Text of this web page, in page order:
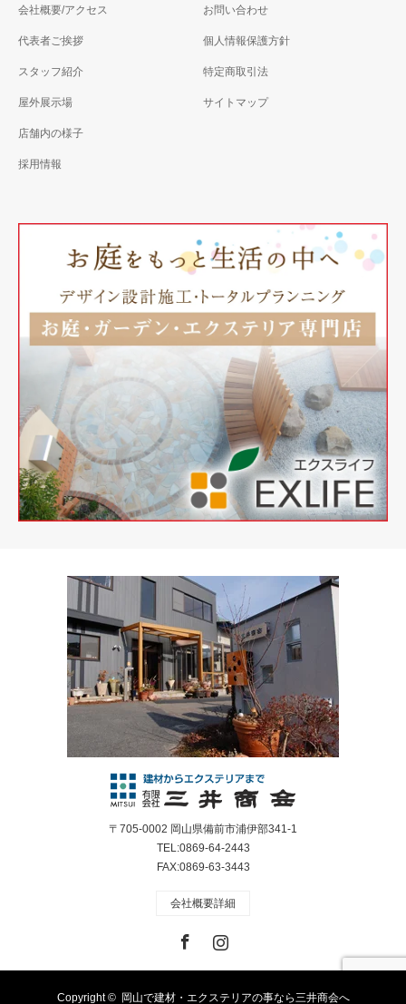
会社概要/アクセス
代表者ご挨拶
スタッフ紹介
屋外展示場
店舗内の様子
採用情報
お問い合わせ
個人情報保護方針
特定商取引法
サイトマップ
〒705-0002 岡山県備前市浦伊部341-1
TEL:0869-64-2443
FAX:0869-63-3443
会社概要詳細
Copyright © 岡山で建材・エクステリアの事なら三井商会へ